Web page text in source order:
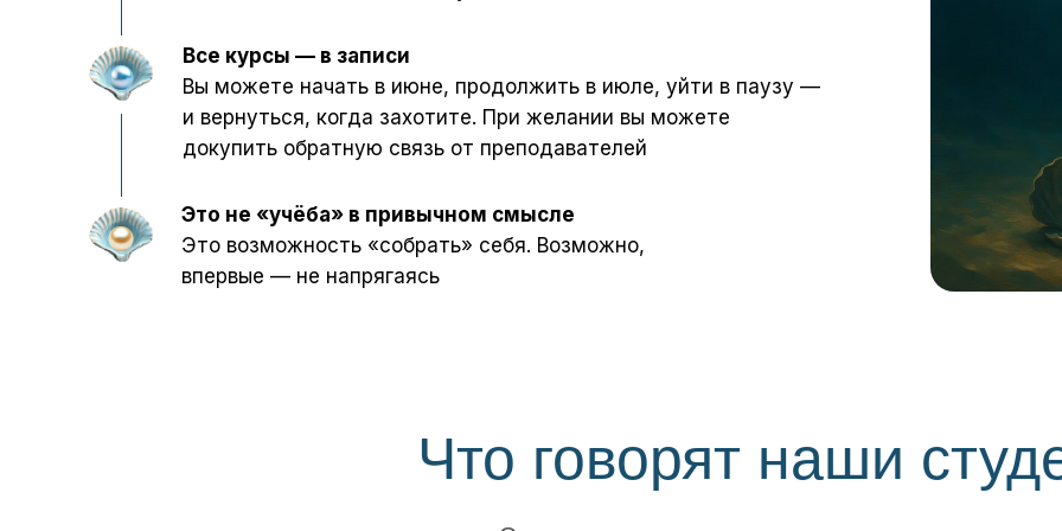
Все курсы — в записи
Вы можете начать в июне, продолжить в июле, уйти в паузу —
и вернуться, когда захотите. При желании вы можете
докупить обратную связь от преподавателей
Это не «учёба» в привычном смысле
Это возможность «собрать» себя. Возможно,
впервые — не напрягаясь
Что говорят наши